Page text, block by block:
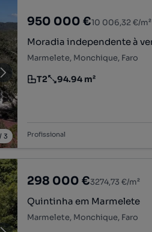
3
950 000 €10 006,32 €/m²
Moradia independente à
Marmelete, Monchique, Faro
Tipologia
T2
Preço por metro quadrado
94.94 m²
Profissional
298 000 €3274,73 €/m²
Quintinha em Marmelete
Marmelete, Monchique, Faro